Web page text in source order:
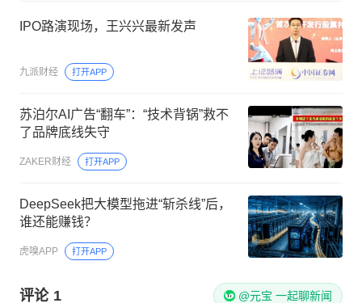
IPO路演现场，王兴兴最新发声
九派财经 打开APP
苏泊尔AI广告“翻车”：“技术背锅”救不
了品牌底线失守
ZAKER财经 打开APP
DeepSeek把大模型拖进“斩杀线”后，
谁还能赚钱？
虎嗅APP 打开APP
评论 1 @元宝 一起聊新闻